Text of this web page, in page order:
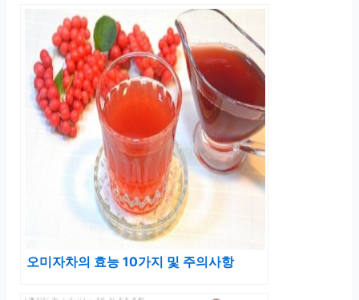
오미자차의 효능 10가지 및 주의사항